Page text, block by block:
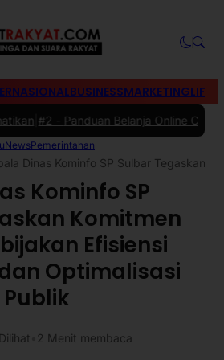
BUSINESSMARKETING
-Panduan Belanja Online Cerdas: Pilih
NewsPemerintahan
Dinas Kominfo SP Sulbar Tegaskan
Kominfo SP
Komitmen
Efisiensi
Optimalisasi
Dilihat 2 Menit membaca